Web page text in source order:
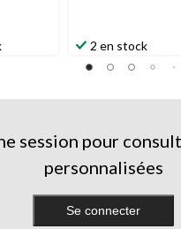
2 en stock
session pour
personnalisées
Se connecter